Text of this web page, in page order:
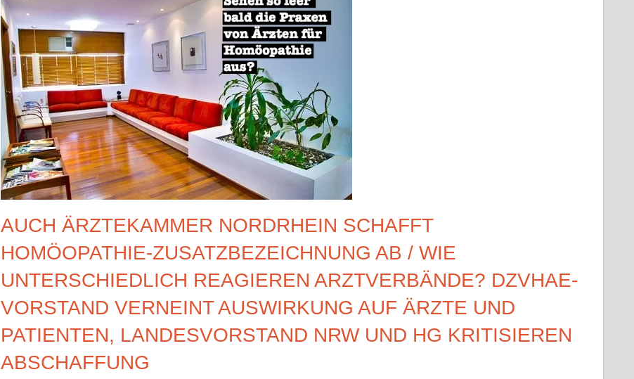
AUCH ÄRZTEKAMMER NORDRHEIN SCHAFFT
HOMÖOPATHIE-ZUSATZBEZEICHNUNG AB / WIE
UNTERSCHIEDLICH REAGIEREN ARZTVERBÄNDE? DZVHAE-
VORSTAND VERNEINT AUSWIRKUNG AUF ÄRZTE UND
PATIENTEN, LANDESVORSTAND NRW UND HG KRITISIEREN
ABSCHAFFUNG